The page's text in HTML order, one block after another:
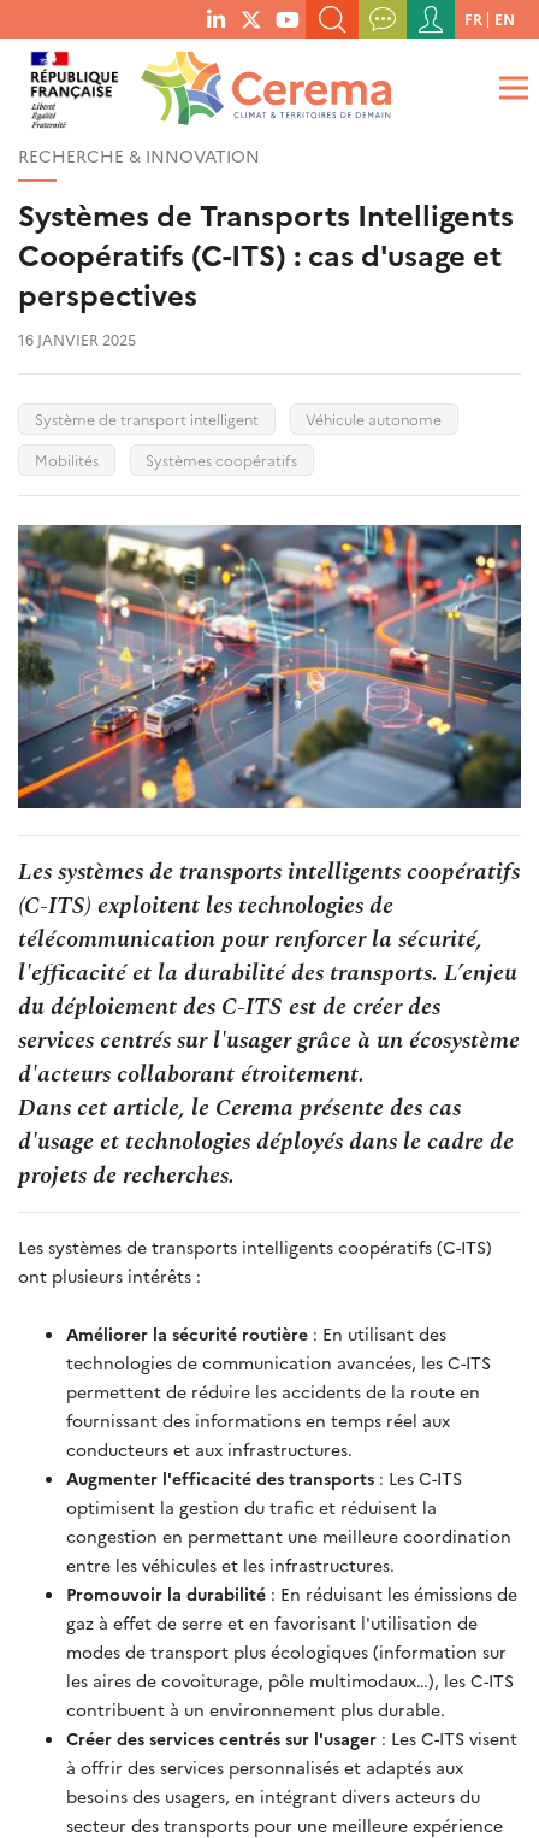
menu
social
links
RECHERCHER UN MOT-CLÉ, UNE PUBLICATION, ETC.
QUE RECHERCHEZ-VOUS ?
Menu
du
compte
de
FR EN
RECHERCHE & INNOVATION
Systèmes de Transports Intelligents
Coopératifs (C-ITS) : cas d'usage et
perspectives
16 JANVIER 2025
Système de transport intelligent
Véhicule autonome
Mobilités
Systèmes coopératifs
Les systèmes de transports intelligents coopératifs
(C-ITS) exploitent les technologies de
télécommunication pour renforcer la sécurité,
l'efficacité et la durabilité des transports. L’enjeu
du déploiement des C-ITS est de créer des
services centrés sur l'usager grâce à un écosystème
d'acteurs collaborant étroitement.
Dans cet article, le Cerema présente des cas
d'usage et technologies déployés dans le cadre de
projets de recherches.
Les systèmes de transports intelligents coopératifs (C-ITS)
ont plusieurs intérêts :
Améliorer la sécurité routière : En utilisant des
technologies de communication avancées, les C-ITS
permettent de réduire les accidents de la route en
fournissant des informations en temps réel aux
conducteurs et aux infrastructures.
Augmenter l'efficacité des transports : Les C-ITS
optimisent la gestion du trafic et réduisent la
congestion en permettant une meilleure coordination
entre les véhicules et les infrastructures.
Promouvoir la durabilité : En réduisant les émissions de
gaz à effet de serre et en favorisant l'utilisation de
modes de transport plus écologiques (information sur
les aires de covoiturage, pôle multimodaux…), les C-ITS
contribuent à un environnement plus durable.
Créer des services centrés sur l'usager : Les C-ITS visent
à offrir des services personnalisés et adaptés aux
besoins des usagers, en intégrant divers acteurs du
secteur des transports pour une meilleure expérience